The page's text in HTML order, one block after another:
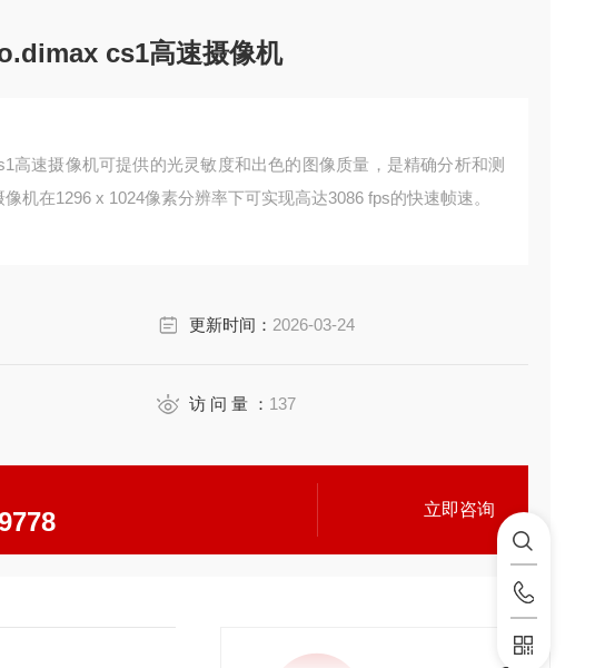
cs1高速摄像机
高速摄像机可提供的光灵敏度和出色的图像质量，是精确分析和测
机在1296 x 1024像素分辨率下可实现高达3086 fps的快速帧速。
更新时间： 2026-03-24
访 问 量 ： 137
立即咨询